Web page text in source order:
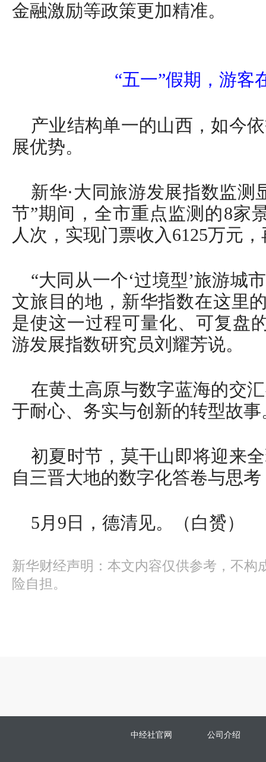
金融激励等政策更加精准。
“五一”假期，游客
产业结构单一的山西，如今
展优势。
新华·大同旅游发展指数监测
节”期间，全市重点监测的8家
人次，实现门票收入6125万元
“大同从一个‘过境型’旅游城
文旅目的地，新华指数在这里
是使这一过程可量化、可复盘
游发展指数研究员刘耀芳说。
在黄土高原与数字蓝海的交
于耐心、务实与创新的转型故事
初夏时节，莫干山即将迎来
自三晋大地的数字化答卷与思
5月9日，德清见。（白赟）
新华财经声明：本文内容仅供参考，不构
险自担。
中经社官网 公司介绍